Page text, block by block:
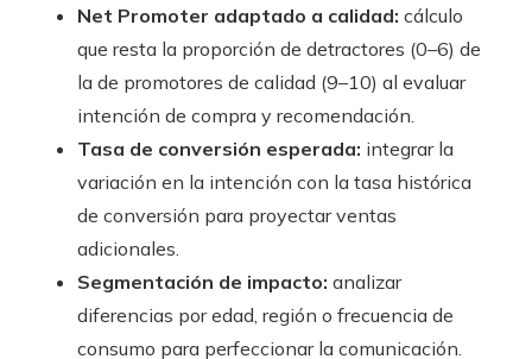
Net Promoter adaptado a calidad: cálculo
que resta la proporción de detractores (0–6) de
la de promotores de calidad (9–10) al evaluar
intención de compra y recomendación.
Tasa de conversión esperada: integrar la
variación en la intención con la tasa histórica
de conversión para proyectar ventas
adicionales.
Segmentación de impacto: analizar
diferencias por edad, región o frecuencia de
consumo para perfeccionar la comunicación.